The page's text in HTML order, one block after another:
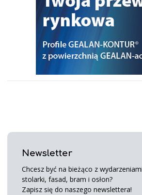
Newsletter
Chcesz być na bieżąco z
stolarki, fasad, bram i osłon?
Zapisz się do naszego newslettera!